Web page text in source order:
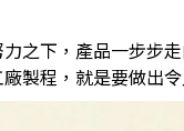
之下，產品一步步走
製程，就是要做出